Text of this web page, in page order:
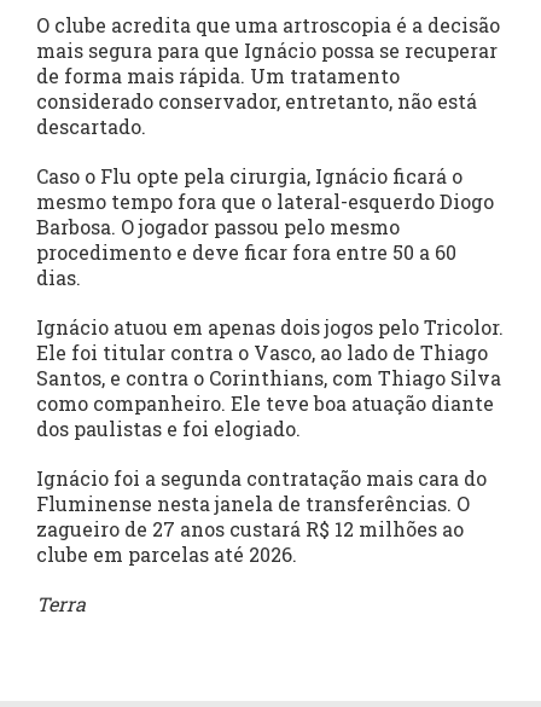
O clube acredita que uma artroscopia é a decisão
mais segura para que Ignácio possa se recuperar
de forma mais rápida. Um tratamento
considerado conservador, entretanto, não está
descartado.
Caso o Flu opte pela cirurgia, Ignácio ficará o
mesmo tempo fora que o lateral-esquerdo Diogo
Barbosa. O jogador passou pelo mesmo
procedimento e deve ficar fora entre 50 a 60
dias.
Ignácio atuou em apenas dois jogos pelo Tricolor.
Ele foi titular contra o Vasco, ao lado de Thiago
Santos, e contra o Corinthians, com Thiago Silva
como companheiro. Ele teve boa atuação diante
dos paulistas e foi elogiado.
Ignácio foi a segunda contratação mais cara do
Fluminense nesta janela de transferências. O
zagueiro de 27 anos custará R$ 12 milhões ao
clube em parcelas até 2026.
Terra